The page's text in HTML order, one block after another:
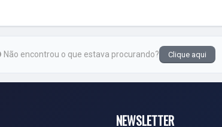
Não encontrou o que estava procurando? Clique aqui
NEWSLETTER